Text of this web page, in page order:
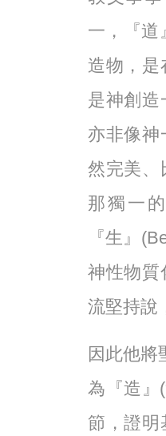
一，『道
造物，是
是神創造
亦非像神
然完美、
那獨一
『生』
神性物質
流堅持說
因此他將
為『造』
節，證明